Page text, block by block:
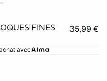
FINES
35,99 €
avec